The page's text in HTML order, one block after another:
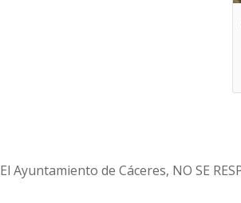
El Ayuntamiento de Cáceres, NO SE